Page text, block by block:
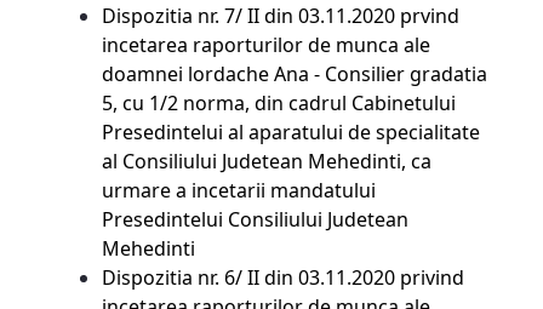
Dispozitia nr. 7/ II din 03.11.2020 prvind
incetarea raporturilor de munca ale
doamnei lordache Ana - Consilier gradatia
5, cu 1/2 norma, din cadrul Cabinetului
Presedintelui al aparatului de specialitate
al Consiliului Judetean Mehedinti, ca
urmare a incetarii mandatului
Presedintelui Consiliului Judetean
Mehedinti
Dispozitia nr. 6/ II din 03.11.2020 privind